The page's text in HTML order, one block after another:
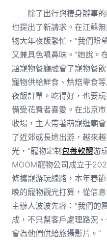
除了出行與棲身辦事
也提出了新請求。在江蘇
物大年夜飯繁忙，“我們盼
又兼具色噴鼻味。”她說。
題寵物餐廳融會了寵物餐
寵物供給鮮食、烘焙零食
夜飯訂單。吃得好，也要
備受花費者喜愛。在北京
收場，主人帶著萌寵逛廟
了近郊或長途出游，越來
光，“寵物定制包養軟體游
MOOM寵物公司成立于
條攜寵游玩線路，本年春
晚的寵物觀光打算，從信
主辦人波波先容：“我們的
成，不只幫客戶處理路況
會為他們供給旅攝影片。”